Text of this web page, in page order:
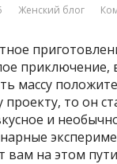
Женский блог
приключение,
массу
то он
и
вам на этом